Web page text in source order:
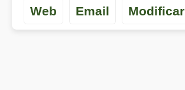
Web Email Modificar